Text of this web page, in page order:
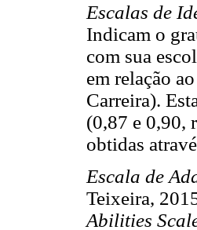
Escalas de
Indicam o
com sua
em relação
Carreira).
(0,87 e 0,90,
obtidas
Escala de
Teixeira,
Abilities